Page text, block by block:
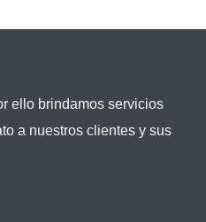
ello brindamos servicios
a nuestros clientes y sus